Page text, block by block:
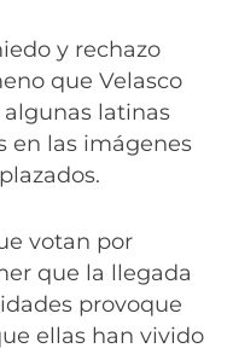
y rechazo
que Velasco
latinas
en las imágenes
votan por
que la llegada
provoque
ellas han vivido